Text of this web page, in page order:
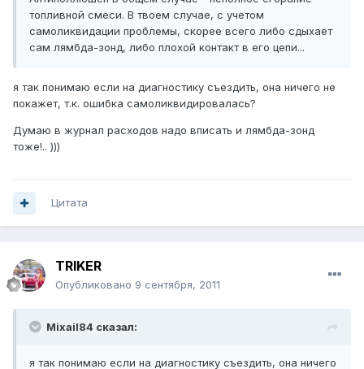
топливной смеси. В твоем случае, с учетом
самоликвидации проблемы, скорее всего либо сдыхает
сам лямбда-зонд, либо плохой контакт в его цепи...
я так понимаю если на диагностику съездить, она ничего не
покажет, т.к. ошибка самоликвидировалась?
Думаю в журнал расходов надо вписать и лямбда-зонд
тоже!.. )))
Цитата
TRIKER
Опубликовано 9 сентября, 2011
Mixail84 сказал:
я так понимаю если на диагностику съездить, она ничего